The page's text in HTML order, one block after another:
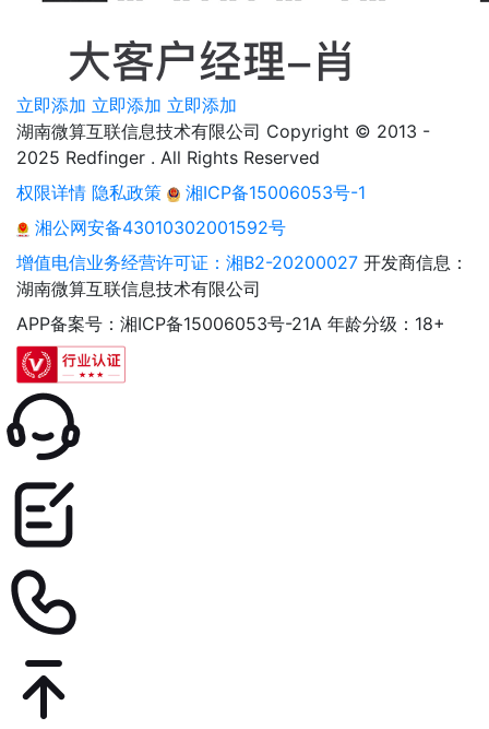
立即添加 立即添加 立即添加
湖南微算互联信息技术有限公司 Copyright © 2013 -
2025 Redfinger . All Rights Reserved
权限详情 隐私政策
湘ICP备15006053号-1
湘公网安备43010302001592号
增值电信业务经营许可证：湘B2-20200027 开发商信息：
湖南微算互联信息技术有限公司
APP备案号：湘ICP备15006053号-21A 年龄分级：18+